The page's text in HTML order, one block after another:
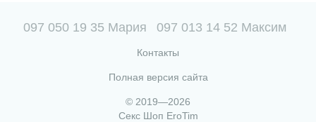
097 050 19 35 Мария 097 013 14 52 Максим
Контакты
Полная версия сайта
© 2019—2026
Секс Шоп EroTim